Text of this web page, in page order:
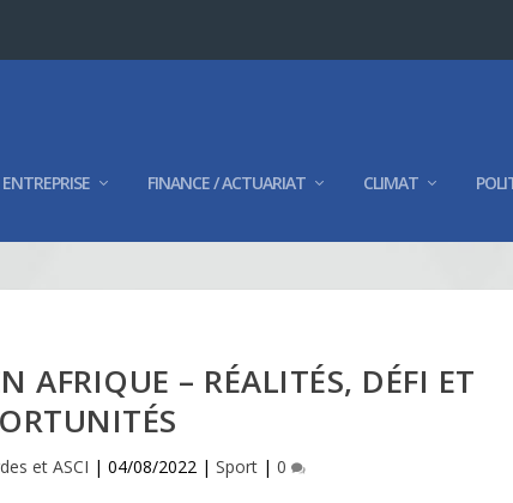
ENTREPRISE FINANCE / ACTUARIAT CLIMAT
AFRIQUE – RÉALITÉS, DÉFI ET
et ASCI |04/08/2022 |Sport |0